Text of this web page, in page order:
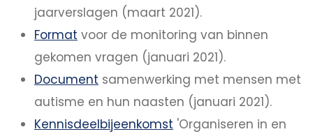
jaarverslagen (maart 2021).
Format voor de monitoring van binnen
gekomen vragen (januari 2021).
Document samenwerking met mensen met
autisme en hun naasten (januari 2021).
Kennisdeelbijeenkomst 'Organiseren in en